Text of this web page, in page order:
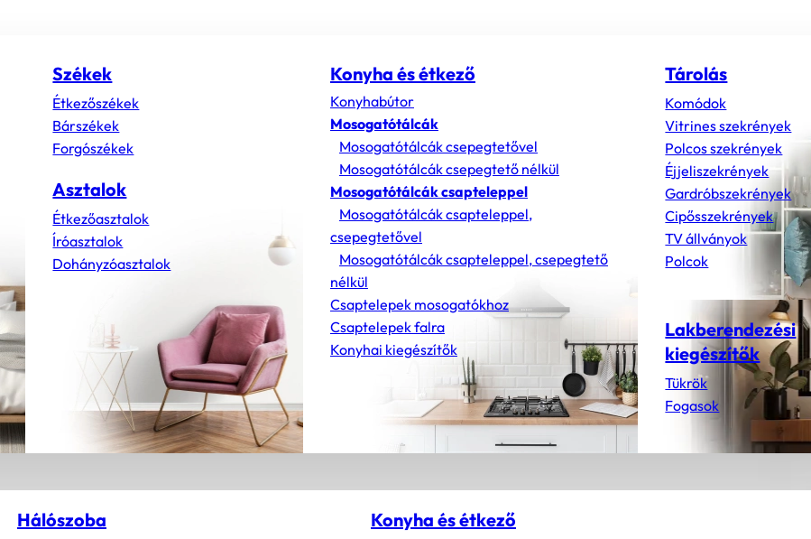
Székek
Étkezőszékek
Bárszékek
Forgószékek
Asztalok
Étkezőasztalok
Íróasztalok
Dohányzóasztalok
Konyha és étkező
Konyhabútor
Mosogatótálcák
Mosogatótálcák csepegtetővel
Mosogatótálcák csepegtető nélkül
Mosogatótálcák csapteleppel
Mosogatótálcák csapteleppel,
csepegtetővel
Mosogatótálcák csapteleppel, csepegtető
nélkül
Csaptelepek mosogatókhoz
Csaptelepek falra
Konyhai kiegészítők
Tárolás
Komódok
Vitrines szekrények
Polcos szekrények
Éjjeliszekrények
Gardróbszekrények
Cipősszekrények
TV állványok
Polcok
Lakberendezési
kiegészítők
Tükrök
Fogasok
Hálószoba Konyha és étkező